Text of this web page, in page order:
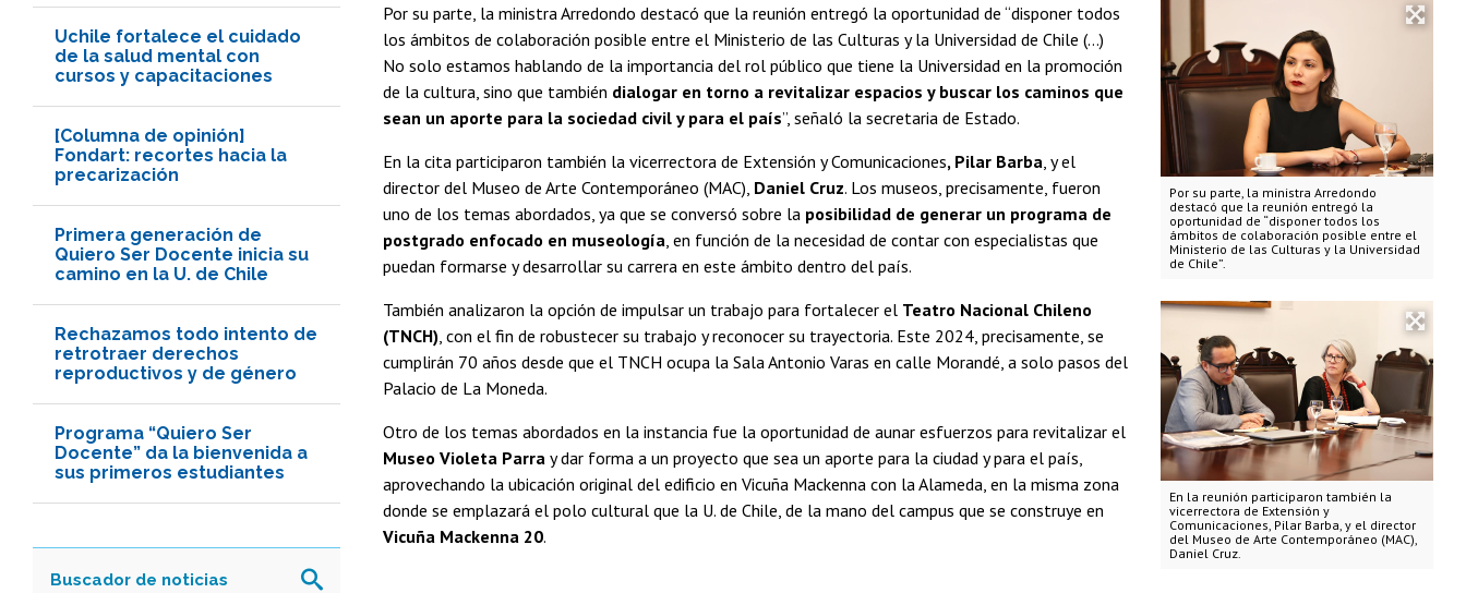
Uchile fortalece el cuidado
de la salud mental con
cursos y capacitaciones
[Columna de opinión]
Fondart: recortes hacia la
precarización
Primera generación de
Quiero Ser Docente inicia su
camino en la U. de Chile
Rechazamos todo intento de
retrotraer derechos
reproductivos y de género
Programa “Quiero Ser
Docente” da la bienvenida a
sus primeros estudiantes
Por su parte, la ministra Arredondo
destacó que la reunión entregó la
oportunidad de “disponer todos los
ámbitos de colaboración posible entre el
Ministerio de las Culturas y la Universidad
de Chile”.
En la reunión participaron también la
vicerrectora de Extensión y
Comunicaciones, Pilar Barba, y el director
del Museo de Arte Contemporáneo (MAC),
Daniel Cruz.
Por su parte, la ministra Arredondo destacó que la reunión entregó la oportunidad de “disponer todos
los ámbitos de colaboración posible entre el Ministerio de las Culturas y la Universidad de Chile (...)
No solo estamos hablando de la importancia del rol público que tiene la Universidad en la promoción
de la cultura, sino que también dialogar en torno a revitalizar espacios y buscar los caminos que
sean un aporte para la sociedad civil y para el país”, señaló la secretaria de Estado.
En la cita participaron también la vicerrectora de Extensión y Comunicaciones, Pilar Barba , y el
director del Museo de Arte Contemporáneo (MAC), Daniel Cruz. Los museos, precisamente, fueron
uno de los temas abordados, ya que se conversó sobre la posibilidad de generar un programa de
postgrado enfocado en museología , en función de la necesidad de contar con especialistas que
puedan formarse y desarrollar su carrera en este ámbito dentro del país.
También analizaron la opción de impulsar un trabajo para fortalecer el Teatro Nacional Chileno
(TNCH) , con el fin de robustecer su trabajo y reconocer su trayectoria. Este 2024, precisamente, se
cumplirán 70 años desde que el TNCH ocupa la Sala Antonio Varas en calle Morandé, a solo pasos del
Palacio de La Moneda.
Otro de los temas abordados en la instancia fue la oportunidad de aunar esfuerzos para revitalizar el
Museo Violeta Parra y dar forma a un proyecto que sea un aporte para la ciudad y para el país,
aprovechando la ubicación original del edificio en Vicuña Mackenna con la Alameda, en la misma zona
donde se emplazará el polo cultural que la U. de Chile, de la mano del campus que se construye en
Vicuña Mackenna 20.